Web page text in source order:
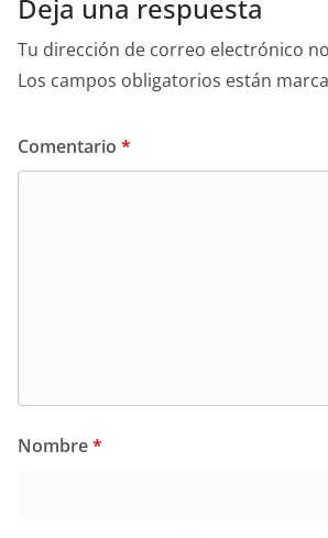
Deja una respuesta
Tu dirección de correo electrónico
Los campos obligatorios están
Comentario *
Nombre*